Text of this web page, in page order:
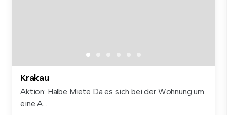
Krakau
Aktion: Halbe Miete Da es sich bei der Wohnung um
eine A...